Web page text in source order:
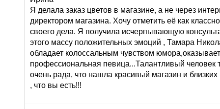
Я делала заказ цветов в магазине, а не через
директором магазина. Хочу отметить её как
своего дела. Я получила исчерпывающую
этого массу положительных эмоций , Тамара
обладает колоссальным чувством
профессиональная певица...Талантливый человек
очень рада, что нашла красивый магазин и
, что вы есть!!!